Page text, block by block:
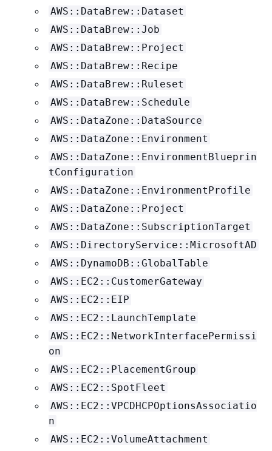
AWS::DataBrew::Dataset
AWS::DataBrew::Job
AWS::DataBrew::Project
AWS::DataBrew::Recipe
AWS::DataBrew::Ruleset
AWS::DataBrew::Schedule
AWS::DataZone::DataSource
AWS::DataZone::Environment
AWS::DataZone::EnvironmentBlueprin
tConfiguration
AWS::DataZone::EnvironmentProfile
AWS::DataZone::Project
AWS::DataZone::SubscriptionTarget
AWS::DirectoryService::MicrosoftAD
AWS::DynamoDB::GlobalTable
AWS::EC2::CustomerGateway
AWS::EC2::EIP
AWS::EC2::LaunchTemplate
AWS::EC2::NetworkInterfacePermissi
on
AWS::EC2::PlacementGroup
AWS::EC2::SpotFleet
AWS::EC2::VPCDHCPOptionsAssociatio
n
AWS::EC2::VolumeAttachment